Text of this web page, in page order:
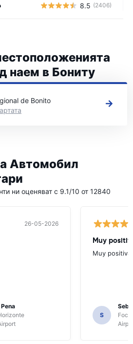
8.5 (2406)
наем в Бониту
за коли под наем в Бониту
de Bonito
Автомобил
ни оценяват с 9.1/10 от 12840
26-05-2026
Muy
Muy positiva
S
Foco